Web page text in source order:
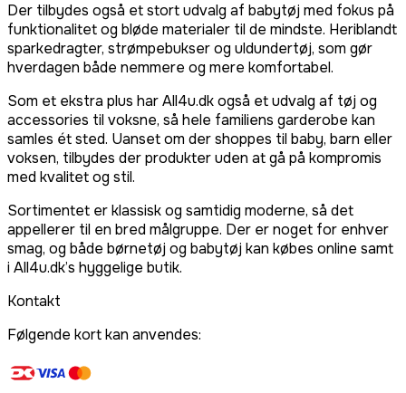
Der tilbydes også et stort udvalg af babytøj med fokus på
funktionalitet og bløde materialer til de mindste. Heriblandt
sparkedragter, strømpebukser og uldundertøj, som gør
hverdagen både nemmere og mere komfortabel.
Som et ekstra plus har All4u.dk også et udvalg af tøj og
accessories til voksne, så hele familiens garderobe kan
samles ét sted. Uanset om der shoppes til baby, barn eller
voksen, tilbydes der produkter uden at gå på kompromis
med kvalitet og stil.
Sortimentet er klassisk og samtidig moderne, så det
appellerer til en bred målgruppe. Der er noget for enhver
smag, og både børnetøj og babytøj kan købes online samt
i All4u.dk’s hyggelige butik.
Kontakt
Følgende kort kan anvendes: